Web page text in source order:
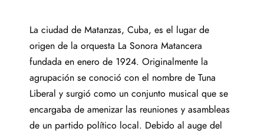
La ciudad de Matanzas, Cuba, es el lugar de
origen de la orquesta La Sonora Matancera
fundada en enero de 1924. Originalmente la
agrupación se conoció con el nombre de Tuna
Liberal y surgió como un conjunto musical que se
encargaba de amenizar las reuniones y asambleas
de un partido político local. Debido al auge del